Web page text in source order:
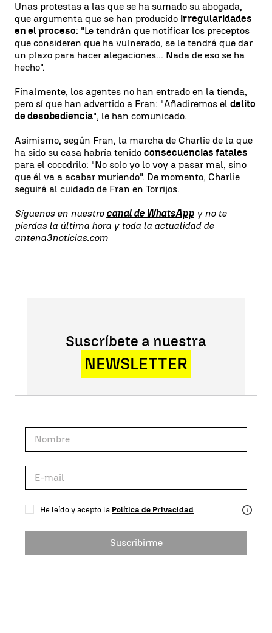
Unas protestas a las que se ha sumado su abogada,
que argumenta que se han producido irregularidades
en el proceso: "Le tendrán que notificar los preceptos
que consideren que ha vulnerado, se le tendrá que dar
un plazo para hacer alegaciones... Nada de eso se ha
hecho".
Finalmente, los agentes no han entrado en la tienda,
pero sí que han advertido a Fran: "Añadiremos el delito
de desobediencia", le han comunicado.
Asimismo, según Fran, la marcha de Charlie de la que
ha sido su casa habría tenido consecuencias fatales
para el cocodrilo: "No solo yo lo voy a pasar mal, sino
que él va a acabar muriendo". De momento, Charlie
seguirá al cuidado de Fran en Torrijos.
Síguenos en nuestro canal de WhatsApp y no te
pierdas la última hora y toda la actualidad de
antena3noticias.com
Suscríbete a nuestra
NEWSLETTER
He leído y acepto la Política de Privacidad
Suscribirme